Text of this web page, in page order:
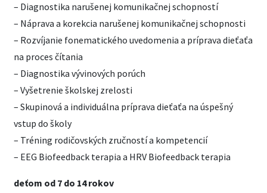
– Diagnostika narušenej komunikačnej schopností
– Náprava a korekcia narušenej komunikačnej schopnosti
– Rozvíjanie fonematického uvedomenia a príprava dieťaťa
na proces čítania
– Diagnostika vývinových porúch
– Vyšetrenie školskej zrelosti
– Skupinová a individuálna príprava dieťaťa na úspešný
vstup do školy
– Tréning rodičovských zručností a kompetencií
– EEG Biofeedback terapia a HRV Biofeedback terapia
deťom od 7 do 14 rokov